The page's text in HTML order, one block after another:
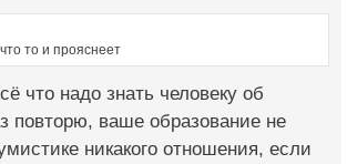
то и прояснеет
что надо знать человеку об
повторю, ваше образование не
никакого отношения, если